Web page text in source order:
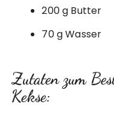
200 g Butter
70 g Wasser
Zutaten zum
Kekse: